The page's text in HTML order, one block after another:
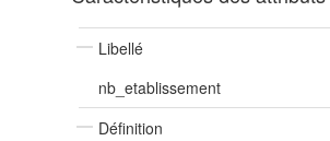
Libellé
nb_etablissement
Définition